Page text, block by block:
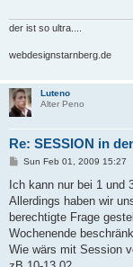
der ist so ultra....
webdesignstarnberg.de
Luteno
Alter Peno
Re: SESSION in
P
s
Sun Feb 01, 2009 15:27
Ich kann nur bei 1 und
Allerdings haben wir
berechtigte Frage
Wochenende
Wie wärs mit Session